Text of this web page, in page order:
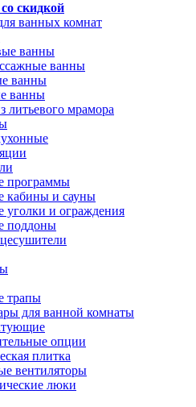
скидкой
ванных комнат
ванны
ванны
ванны
ванны
литьевого мрамора
программы
кабины и сауны
уголки и ограждения
поддоны
трапы
для ванной комнаты
опции
плитка
вентиляторы
люки